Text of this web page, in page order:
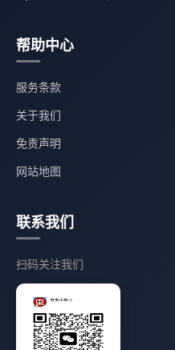
帮助中心
服务条款
关于我们
免责声明
网站地图
联系我们
扫码关注我们